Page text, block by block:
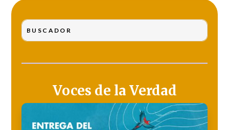
Voces de la Verdad